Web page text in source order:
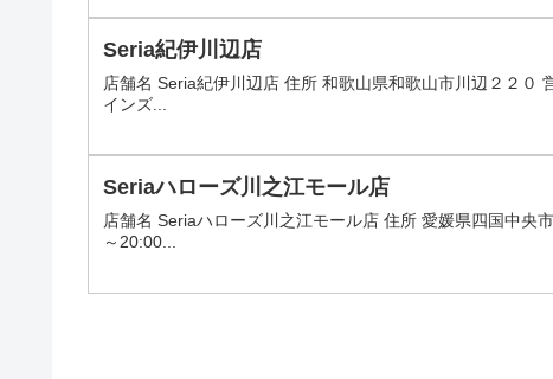
Seria紀伊川辺店
店舗名 Seria紀伊川辺店 住所 和歌山県和歌山市川辺２２０
インズ...
Seriaハローズ川之江モール店
店舗名 Seriaハローズ川之江モール店 住所 愛媛県四国中央
～20:00...